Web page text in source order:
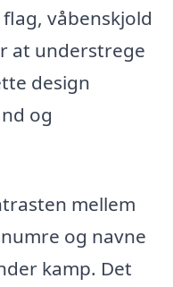
våbenskjold
at understrege
design
og
mellem
og navne
kamp. Det